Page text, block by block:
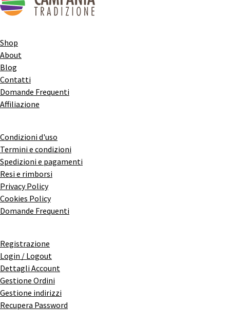
Shop
About
Blog
Contatti
Domande Frequenti
Affiliazione
Condizioni d'uso
Termini e condizioni
Spedizioni e pagamenti
Resi e rimborsi
Privacy Policy
Cookies Policy
Domande Frequenti
Registrazione
Login / Logout
Dettagli Account
Gestione Ordini
Gestione indirizzi
Recupera Password